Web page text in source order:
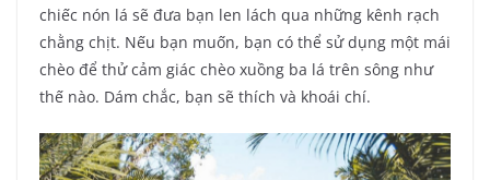
chiếc nón lá sẽ đưa bạn len lách qua những kênh rạch
chằng chịt. Nếu bạn muốn, bạn có thể sử dụng một mái
chèo để thử cảm giác chèo xuồng ba lá trên sông như
thế nào. Dám chắc, bạn sẽ thích và khoái chí.